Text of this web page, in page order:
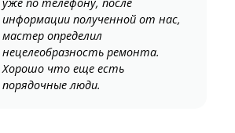
уже по телефону, после
информации полученной от нас,
мастер определил
нецелеобразность ремонта.
Хорошо что еще есть
порядочные люди.